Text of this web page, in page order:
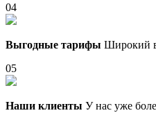
04
Выгодные тарифы Широкий
05
Наши клиенты У нас уже